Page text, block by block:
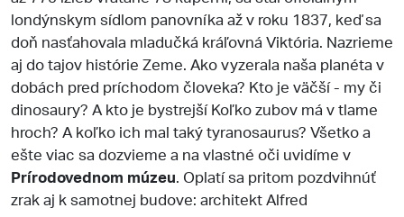
londýnskym sídlom panovníka až v roku 1837, keď sa
doň nasťahovala mladučká kráľovná Viktória. Nazrieme
aj do tajov histórie Zeme. Ako vyzerala naša planéta v
dobách pred príchodom človeka? Kto je väčší - my či
dinosaury? A kto je bystrejší Koľko zubov má v tlame
hroch? A koľko ich mal taký tyranosaurus? Všetko a
ešte viac sa dozvieme a na vlastné oči uvidíme v
Prírodovednom múzeu. Oplatí sa pritom pozdvihnúť
zrak aj k samotnej budove: architekt Alfred